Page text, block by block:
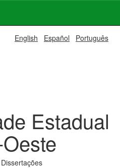
English Español Português
Estadual